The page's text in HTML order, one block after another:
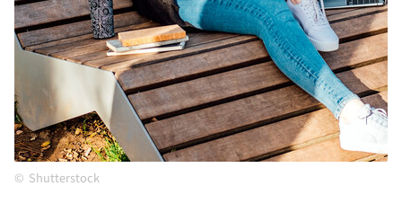
Shutterstock